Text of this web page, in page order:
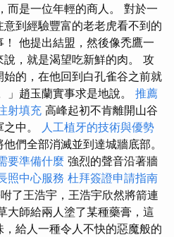
而是一位年輕的商人。 對於一
到經驗豐富的老老虎看不到的
他提出結盟，然後像禿鷹一
，就是渴望吃新鮮的肉。 攻
的，在他回到白孔雀谷之前就
」趙玉蘭實事求是地說。 推薦
射填充 高峰起初不肯離開山谷
中。
人工植牙的技術與優勢
們全部消滅並到達城牆底部。
要準備什麼 強烈的聲音沿著牆
照中心服務 杜拜簽證申請指南
了王浩宇，王浩宇欣然將箭連
大師給兩人塗了某種藥膏，這
給人一種令人不快的惡魔般的